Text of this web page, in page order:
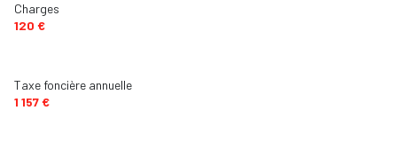
Charges
120 €
Taxe foncière annuelle
1 157 €